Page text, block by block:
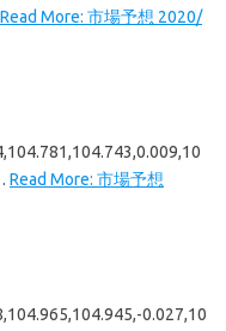
Read More: 市場予想 2020/
Read More: 市場予想
0.027,10